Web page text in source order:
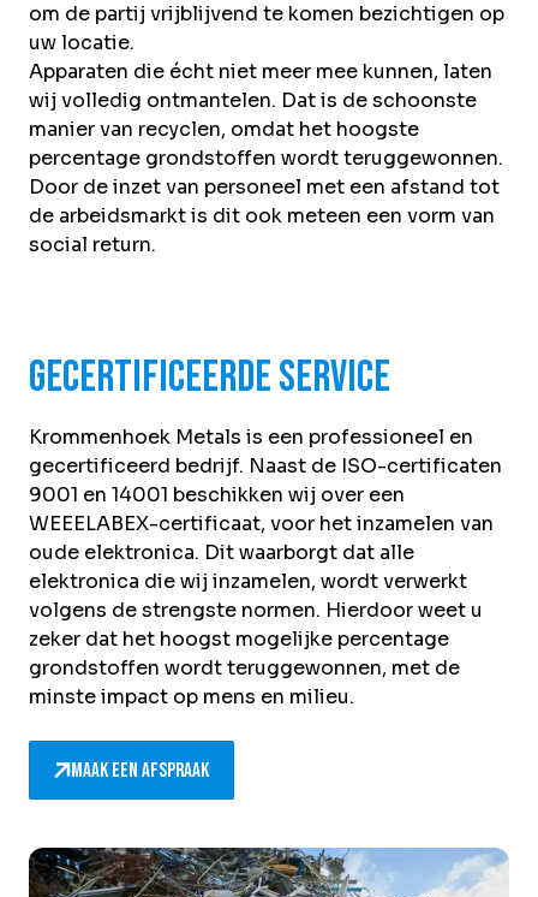
om de partij vrijblijvend te komen bezichtigen op
uw locatie.
Apparaten die écht niet meer mee kunnen, laten
wij volledig ontmantelen. Dat is de schoonste
manier van recyclen, omdat het hoogste
percentage grondstoffen wordt teruggewonnen.
Door de inzet van personeel met een afstand tot
de arbeidsmarkt is dit ook meteen een vorm van
social return.
Gecertificeerde service
Krommenhoek Metals is een professioneel en
gecertificeerd bedrijf. Naast de ISO-certificaten
9001 en 14001 beschikken wij over een
WEEELABEX-certificaat, voor het inzamelen van
oude elektronica. Dit waarborgt dat alle
elektronica die wij inzamelen, wordt verwerkt
volgens de strengste normen. Hierdoor weet u
zeker dat het hoogst mogelijke percentage
grondstoffen wordt teruggewonnen, met de
minste impact op mens en milieu.
Maak een afspraak